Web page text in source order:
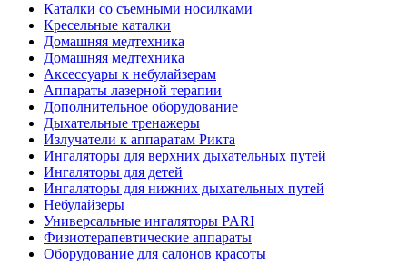
Каталки со съемными носилками
Кресельные каталки
Домашняя медтехника
Домашняя медтехника
Аксессуары к небулайзерам
Аппараты лазерной терапии
Дополнительное оборудование
Дыхательные тренажеры
Излучатели к аппаратам Рикта
Ингаляторы для верхних дыхательных путей
Ингаляторы для детей
Ингаляторы для нижних дыхательных путей
Небулайзеры
Универсальные ингаляторы PARI
Физиотерапевтические аппараты
Оборудование для салонов красоты